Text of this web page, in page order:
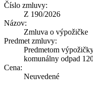
Číslo zmluvy:
Z 190/2026
Názov:
Zmluva o výpožičke
Predmet zmluvy:
Predmetom
komunálny odpad
Cena:
Neuvedené